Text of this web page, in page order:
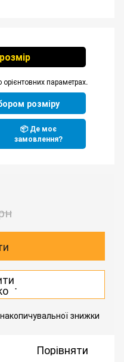
орієнтовних параметрах.
розміру
📦 Де моє
замовлення?
.
знижки
Порівняти